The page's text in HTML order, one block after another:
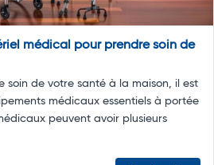
médical pour prendre soin de
soin de votre santé à la maison, il est
médicaux essentiels à portée
peuvent avoir plusieurs